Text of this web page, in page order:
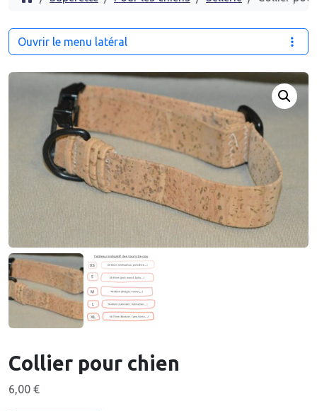
Collier pour chien
6,00 €
Ouvrir le menu latéral